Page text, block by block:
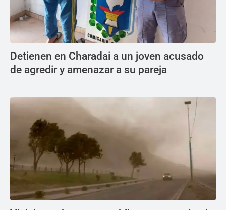
Detienen en Charadai a un joven acusado
de agredir y amenazar a su pareja